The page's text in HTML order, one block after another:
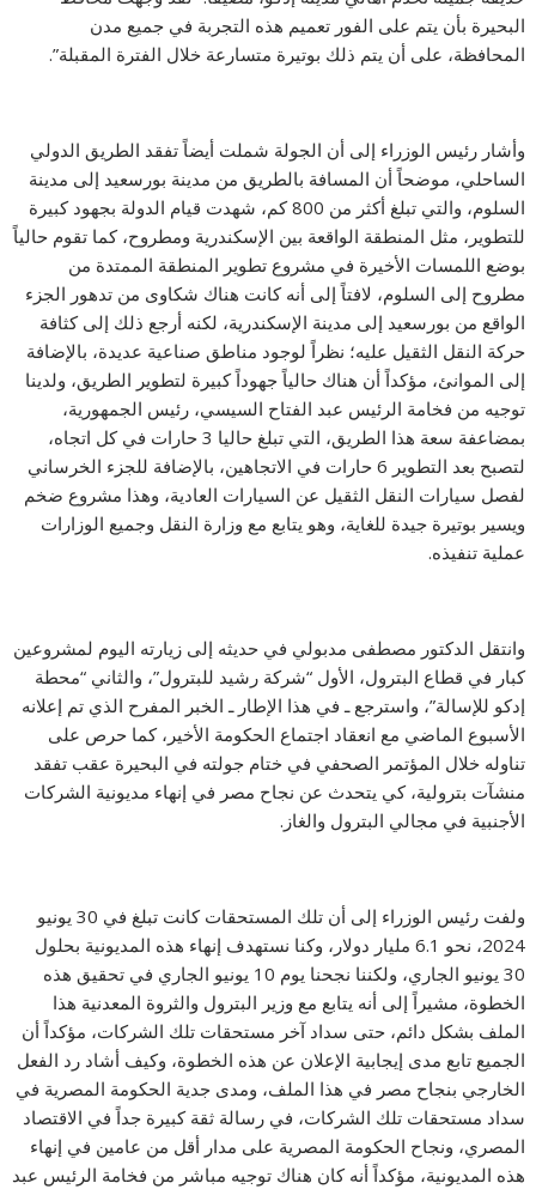
البحيرة بأن يتم على الفور تعميم هذه التجربة في جميع مدن
المحافظة، على أن يتم ذلك بوتيرة متسارعة خلال الفترة المقبلة”.
وأشار رئيس الوزراء إلى أن الجولة شملت أيضاً تفقد الطريق الدولي
الساحلي، موضحاً أن المسافة بالطريق من مدينة بورسعيد إلى مدينة
السلوم، والتي تبلغ أكثر من 800 كم، شهدت قيام الدولة بجهود كبيرة
للتطوير، مثل المنطقة الواقعة بين الإسكندرية ومطروح، كما تقوم حالياً
بوضع اللمسات الأخيرة في مشروع تطوير المنطقة الممتدة من
مطروح إلى السلوم، لافتاً إلى أنه كانت هناك شكاوى من تدهور الجزء
الواقع من بورسعيد إلى مدينة الإسكندرية، لكنه أرجع ذلك إلى كثافة
حركة النقل الثقيل عليه؛ نظراً لوجود مناطق صناعية عديدة، بالإضافة
إلى الموانئ، مؤكداً أن هناك حالياً جهوداً كبيرة لتطوير الطريق، ولدينا
توجيه من فخامة الرئيس عبد الفتاح السيسي، رئيس الجمهورية،
بمضاعفة سعة هذا الطريق، التي تبلغ حاليا 3 حارات في كل اتجاه،
لتصبح بعد التطوير 6 حارات في الاتجاهين، بالإضافة للجزء الخرساني
لفصل سيارات النقل الثقيل عن السيارات العادية، وهذا مشروع ضخم
ويسير بوتيرة جيدة للغاية، وهو يتابع مع وزارة النقل وجميع الوزارات
عملية تنفيذه.
وانتقل الدكتور مصطفى مدبولي في حديثه إلى زيارته اليوم لمشروعين
كبار في قطاع البترول، الأول “شركة رشيد للبترول”، والثاني “محطة
إدكو للإسالة”، واسترجع ـ في هذا الإطار ـ الخبر المفرح الذي تم إعلانه
الأسبوع الماضي مع انعقاد اجتماع الحكومة الأخير، كما حرص على
تناوله خلال المؤتمر الصحفي في ختام جولته في البحيرة عقب تفقد
منشآت بترولية، كي يتحدث عن نجاح مصر في إنهاء مديونية الشركات
الأجنبية في مجالي البترول والغاز.
ولفت رئيس الوزراء إلى أن تلك المستحقات كانت تبلغ في 30 يونيو
2024، نحو 6.1 مليار دولار، وكنا نستهدف إنهاء هذه المديونية بحلول
30 يونيو الجاري، ولكننا نجحنا يوم 10 يونيو الجاري في تحقيق هذه
الخطوة، مشيراً إلى أنه يتابع مع وزير البترول والثروة المعدنية هذا
الملف بشكل دائم، حتى سداد آخر مستحقات تلك الشركات، مؤكداً أن
الجميع تابع مدى إيجابية الإعلان عن هذه الخطوة، وكيف أشاد رد الفعل
الخارجي بنجاح مصر في هذا الملف، ومدى جدية الحكومة المصرية في
سداد مستحقات تلك الشركات، في رسالة ثقة كبيرة جداً في الاقتصاد
المصري، ونجاح الحكومة المصرية على مدار أقل من عامين في إنهاء
هذه المديونية، مؤكداً أنه كان هناك توجيه مباشر من فخامة الرئيس عبد